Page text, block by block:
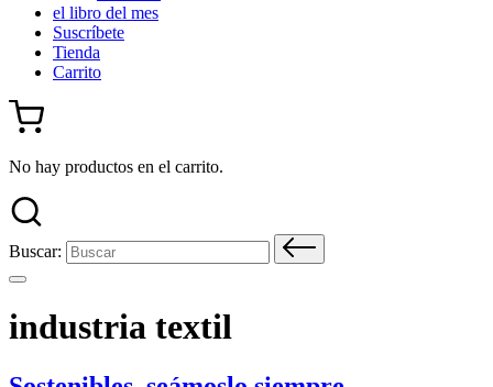
el libro del mes
Suscríbete
Tienda
Carrito
No hay productos en el carrito.
Buscar:
industria textil